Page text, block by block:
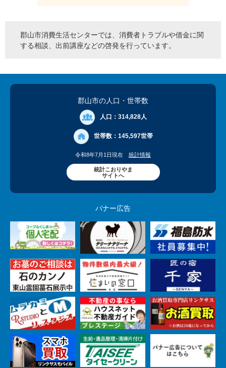
郡山市消費生活センターでは、消費者トラブルや借金に関
する相談、出前講座などの啓発を行っています。
郡山市の人口 ・世帯数
人口： 314,828人
世帯数： 145,597世帯
令和8年7月1日現在 統計情報
統計こおりやま
サイトへ
バナー広告